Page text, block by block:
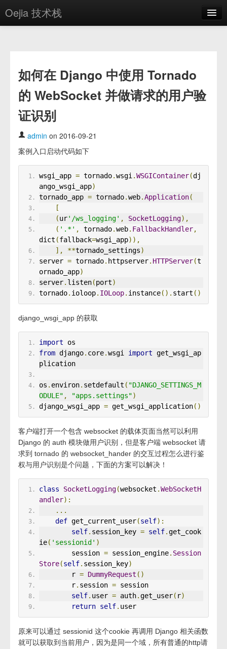
Oejia 技术栈
方案
OE学院
分享
关于
编辑器
如何在 Django 中使用 Tornado
的 WebSocket 并做请求的用户验
证识别
admin on 2016-09-21
案例入口启动代码如下
wsgi_app = tornado.wsgi .WSGIContainer(dj
ango_wsgi_app)
tornado_app = tornado.web.Application(
[
(ur'/ws_logging' , SocketLogging),
( '.*' , tornado.web. FallbackHandler,
dict (fallback=wsgi_app)),
],
**tornado_settings)
server = tornado. httpserver. HTTPServer(t
ornado_app)
server. listen(port)
tornado. ioloop. IOLoop. instance(). start ()
django_wsgi_app 的获取
import os
from django. core.wsgi import get_wsgi_ap
plication
os . environ. setdefault ( "DJANGO_SETTINGS_M
ODULE" , "apps.settings")
django_wsgi_app = get_wsgi_application()
客户端打开一个包含 websocket 的载体页面当然可以利用
Django 的 auth 模块做用户识别，但是客户端 websocket 请
求到 tornado 的 websocket_hander 的交互过程怎么进行鉴
权与用户识别是个问题，下面的方案可以解决！
class SocketLogging(websocket .WebSocketH
andler):
...
def get_current_user(self):
self. session_key = self.get_cook
ie( 'sessionid' )
        session
= session_engine. Session
Store(self. session_key)
        r
= DummyRequest ()
        r
. session = session
self. user = auth.get_user( r)
return self. user
原来可以通过 sessionid 这个cookie 再调用 Django 相关函数
就可以获取到当前用户，因为是同一个域，所有普通的http请